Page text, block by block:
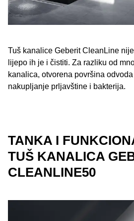
Tuš kanalice Geberit CleanLine
lijepo ih je i čistiti. Za razliku od
kanalica, otvorena površina
nakupljanje prljavštine i bakterija.
TANKA I
TUŠ KANALICA
CLEANLINE50